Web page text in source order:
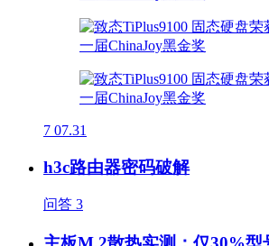
7 07.31
h3c路由器密码破解
问答 3